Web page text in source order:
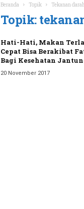
Beranda Topik Tekanan
Topik:
Hati-Hati, Makan
Cepat Bisa Berakibat
Bagi Kesehatan
20 November 2017